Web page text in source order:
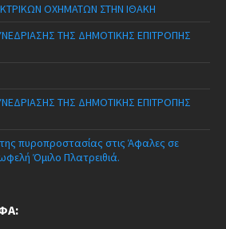
ΟΧΗΜΑΤΩΝ ΣΤΗΝ ΙΘΑΚΗ
ΤΗΣ ΔΗΜΟΤΙΚΗΣ ΕΠΙΤΡΟΠΗΣ
ΤΗΣ ΔΗΜΟΤΙΚΗΣ ΕΠΙΤΡΟΠΗΣ
πυροπροστασίας στις Άφαλες σε
Όμιλο Πλατρειθιά.